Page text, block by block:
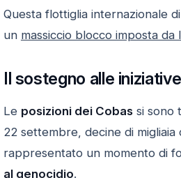
Questa flottiglia internazionale
un massiccio blocco imposta da
Il sostegno alle
Le posizioni dei Cobassi sono
22 settembre, decine di
rappresentato un momento di
al genocidio.